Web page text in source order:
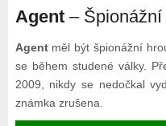
Agent– Špionážní
Agentměl být špionážní
se během studené války.
2009, nikdy se nedočkal
známka zrušena.